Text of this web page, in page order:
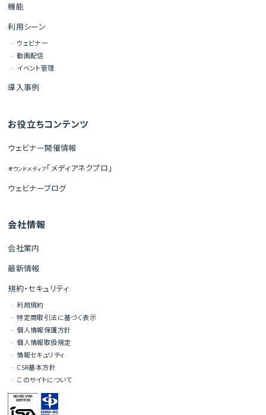
機能
利用シーン
ウェビナー
動画配信
イベント管理
導入事例
お役立ちコンテンツ
ウェビナー開催情報
オウンドメディア「メディアネクプロ」
ウェビナーブログ
会社情報
会社案内
最新情報
規約・セキュリティ
利用規約
特定商取引法に基づく表示
個人情報保護方針
個人情報取扱規定
情報セキュリティ
CSR基本方針
このサイトについて